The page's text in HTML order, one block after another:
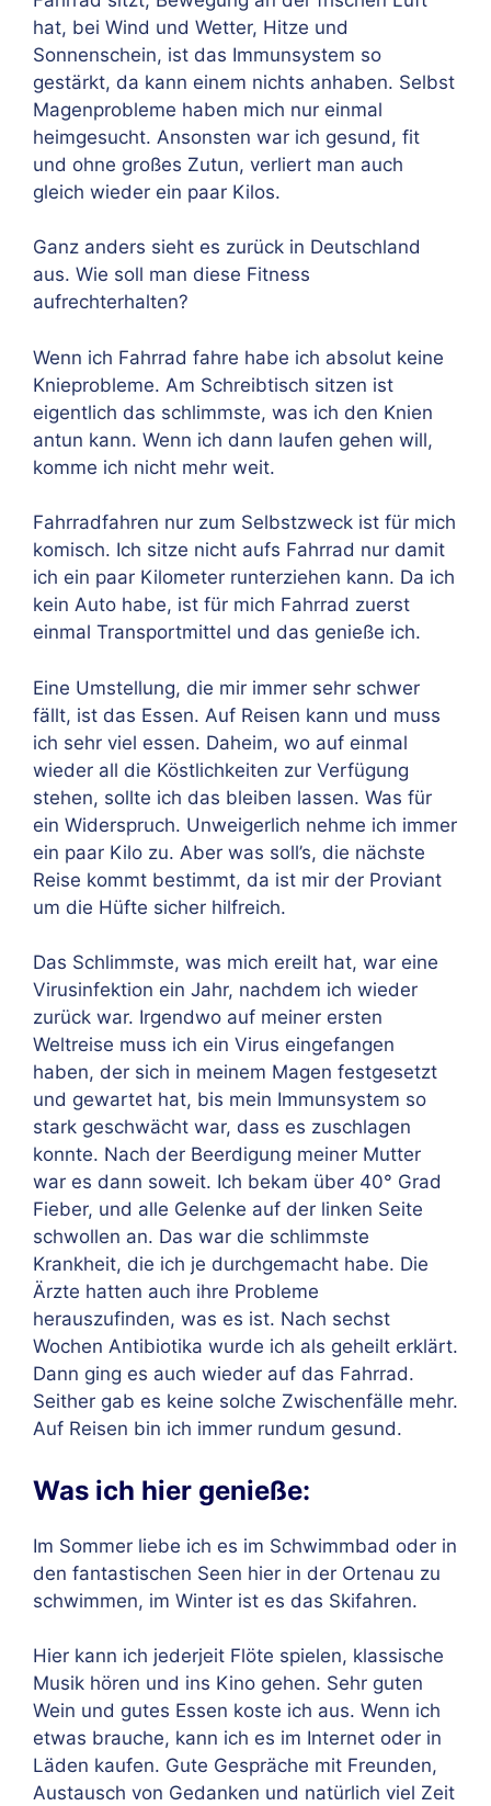
hat, bei Wind und Wetter, Hitze und
Sonnenschein, ist das Immunsystem so
gestärkt, da kann einem nichts anhaben. Selbst
Magenprobleme haben mich nur einmal
heimgesucht. Ansonsten war ich gesund, fit
und ohne großes Zutun, verliert man auch
gleich wieder ein paar Kilos.
Ganz anders sieht es zurück in Deutschland
aus. Wie soll man diese Fitness
aufrechterhalten?
Wenn ich Fahrrad fahre habe ich absolut keine
Knieprobleme. Am Schreibtisch sitzen ist
eigentlich das schlimmste, was ich den Knien
antun kann. Wenn ich dann laufen gehen will,
komme ich nicht mehr weit.
Fahrradfahren nur zum Selbstzweck ist für mich
komisch. Ich sitze nicht aufs Fahrrad nur damit
ich ein paar Kilometer runterziehen kann. Da ich
kein Auto habe, ist für mich Fahrrad zuerst
einmal Transportmittel und das genieße ich.
Eine Umstellung, die mir immer sehr schwer
fällt, ist das Essen. Auf Reisen kann und muss
ich sehr viel essen. Daheim, wo auf einmal
wieder all die Köstlichkeiten zur Verfügung
stehen, sollte ich das bleiben lassen. Was für
ein Widerspruch. Unweigerlich nehme ich immer
ein paar Kilo zu. Aber was soll’s, die nächste
Reise kommt bestimmt, da ist mir der Proviant
um die Hüfte sicher hilfreich.
Das Schlimmste, was mich ereilt hat, war eine
Virusinfektion ein Jahr, nachdem ich wieder
zurück war. Irgendwo auf meiner ersten
Weltreise muss ich ein Virus eingefangen
haben, der sich in meinem Magen festgesetzt
und gewartet hat, bis mein Immunsystem so
stark geschwächt war, dass es zuschlagen
konnte. Nach der Beerdigung meiner Mutter
war es dann soweit. Ich bekam über 40° Grad
Fieber, und alle Gelenke auf der linken Seite
schwollen an. Das war die schlimmste
Krankheit, die ich je durchgemacht habe. Die
Ärzte hatten auch ihre Probleme
herauszufinden, was es ist. Nach sechst
Wochen Antibiotika wurde ich als geheilt erklärt.
Dann ging es auch wieder auf das Fahrrad.
Seither gab es keine solche Zwischenfälle mehr.
Auf Reisen bin ich immer rundum gesund.
Was ich hier genieße:
Im Sommer liebe ich es im Schwimmbad oder in
den fantastischen Seen hier in der Ortenau zu
schwimmen, im Winter ist es das Skifahren.
Hier kann ich jederjeit Flöte spielen, klassische
Musik hören und ins Kino gehen. Sehr guten
Wein und gutes Essen koste ich aus. Wenn ich
etwas brauche, kann ich es im Internet oder in
Läden kaufen. Gute Gespräche mit Freunden,
Austausch von Gedanken und natürlich viel Zeit